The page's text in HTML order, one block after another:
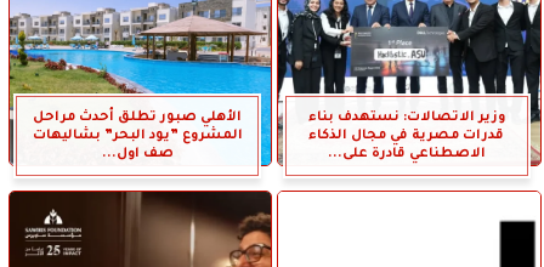
وزير الاتصالات: نستهدف بناء
قدرات مصرية في مجال الذكاء
الاصطناعي قادرة على...
الأهلي صبور تطلق أحدث مراحل
المشروع ”يود البحر” بشاليهات
صف اول...